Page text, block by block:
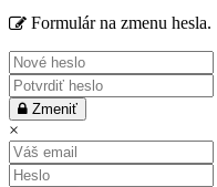
Formulár na zmenu hesla.
Zmeniť
×